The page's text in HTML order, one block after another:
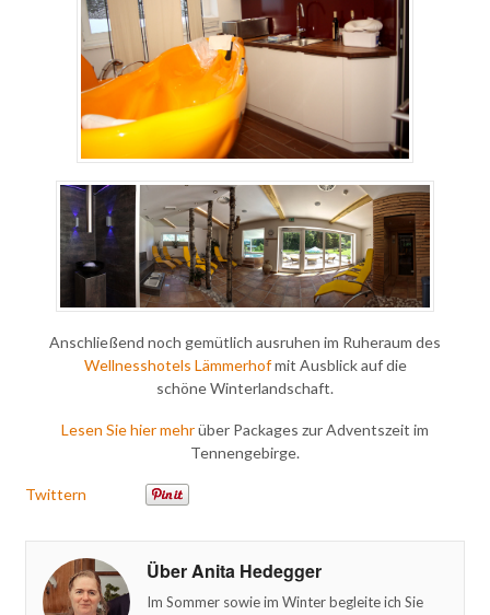
Anschließend noch gemütlich ausruhen im Ruheraum des
Wellnesshotels Lämmerhofmit Ausblick auf die
schöne Winterlandschaft.
Lesen Sie hier mehrüber Packages zur Adventszeit im
Tennengebirge.
Twittern
Über Anita Hedegger
Im Sommer sowie im Winter begleite ich Sie